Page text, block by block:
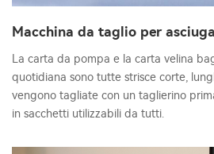
Macchina da taglio per
La carta da pompa e la carta velina
quotidiana sono tutte strisce corte,
vengono tagliate con un taglierino
in sacchetti utilizzabili da tutti.